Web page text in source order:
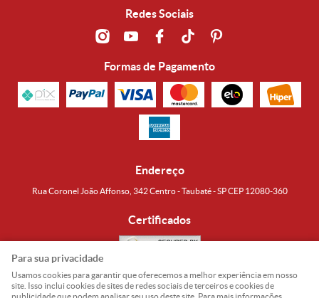
Redes Sociais
Formas de Pagamento
Endereço
Rua Coronel João Affonso, 342 Centro - Taubaté - SP CEP 12080-360
Certificados
Noguti & Amaral Produtos Orientais LTDA CNPJ: 15.427.609/0001-19
Para sua privacidade
Usamos cookies para garantir que oferecemos a melhor experiência em nosso
site. Isso inclui cookies de sites de redes sociais de terceiros e cookies de